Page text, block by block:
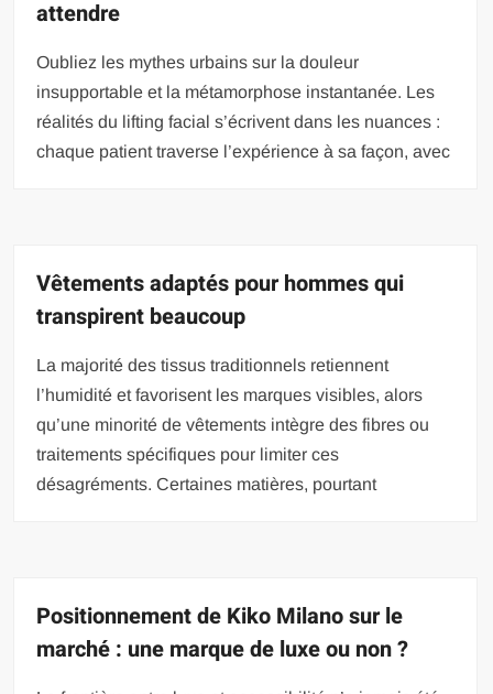
attendre
Oubliez les mythes urbains sur la douleur
insupportable et la métamorphose instantanée. Les
réalités du lifting facial s’écrivent dans les nuances :
chaque patient traverse l’expérience à sa façon, avec
Vêtements adaptés pour hommes qui
transpirent beaucoup
La majorité des tissus traditionnels retiennent
l’humidité et favorisent les marques visibles, alors
qu’une minorité de vêtements intègre des fibres ou
traitements spécifiques pour limiter ces
désagréments. Certaines matières, pourtant
Positionnement de Kiko Milano sur le
marché : une marque de luxe ou non ?